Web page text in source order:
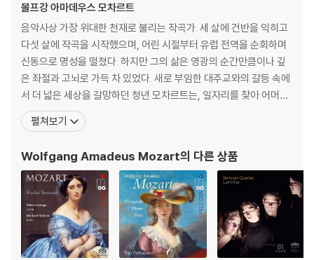
볼프강 아마데우스 모차르트
음악사상 가장 위대한 천재로 불리는 작곡가. 세 살에 건반을 익히고
다섯 살에 작곡을 시작했으며, 어린 시절부터 유럽 전역을 순회하며
신동으로 명성을 떨쳤다. 하지만 그의 삶은 영광의 순간만큼이나 깊
은 좌절과 고뇌로 가득 차 있었다. 새로 부임한 대주교와의 갈등 속에
서 더 넓은 세상을 갈망하던 청년 모차르트는, 일자리를 찾아 어머니
와 함께 만하임과 파리로 긴 여행을 떠난다. 그러나 그를 기다리고 있
던 것은 첫사랑의 배신과, 낯선 도시 파리에서 마주한 어머니의 비극
의 순간, 모차르트는 자신의 가장 가까운 친구
펼쳐보기
Wolfgang Amadeus Mozart의 다른 상품